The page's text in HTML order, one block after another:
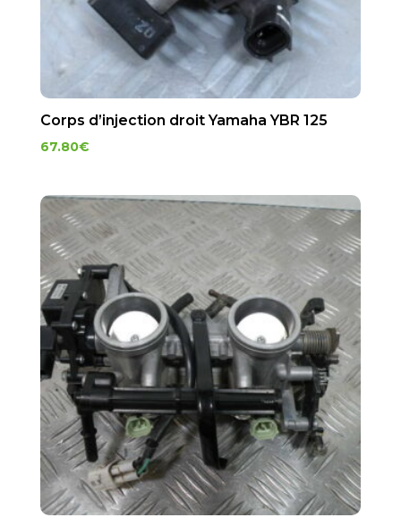
Corps d’injection droit Yamaha YBR 125
67.80€